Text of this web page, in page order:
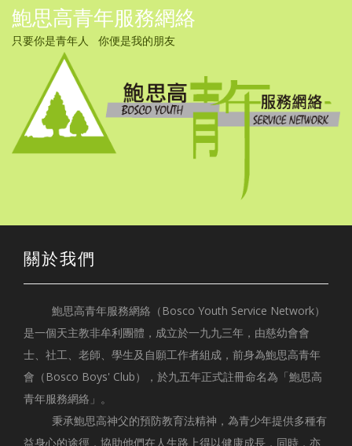
鮑思高青年服務網絡
只要你是青年人 你便是我的朋友
關於我們
鮑思高青年服務網絡（Bosco Youth Service Network）
是一個天主教非牟利團體，成立於一九九三年，由慈幼會會
士、社工、老師、學生及自願工作者組成，前身為鮑思高青年
會（Bosco Boys' Club），於九五年正式註冊命名為「鮑思高
青年服務網絡」。
秉承鮑思高神父的預防教育法精神，為青少年提供多種有
益身心的途徑，協助他們在人生路上得以健康成長，同時，亦